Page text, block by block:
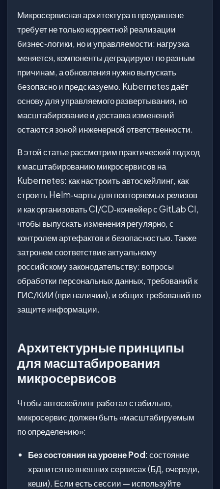
Микросервисная архитектура в продакшене
требует не только корректной реализации
бизнес‑логики, но и управляемости: нагрузка
меняется, компоненты деградируют по разным
причинам, а обновления нужно выпускать
безопасно и предсказуемо. Kubernetes даёт
основу для управляемого развертывания, но
масштабирование и доставка изменений
остаются зоной инженерной ответственности.
В этой статье рассмотрим практический подход
к масштабированию микросервисов на
Kubernetes: как настроить автоскейлинг, как
строить Helm‑чарты для повторяемых релизов
и как организовать CI/CD‑конвейер с GitLab CI,
чтобы выпускать изменения регулярно, с
контролем артефактов и безопасностью. Также
затронем соответствие актуальному
российскому законодательству: вопросы
обработки персональных данных, требований к
ГИС/КИИ (при наличии), и общих требований по
защите информации.
Архитектурные принципы
для масштабирования
микросервисов
Чтобы автоскейлинг работал стабильно,
микросервис должен быть «масштабируемым
по определению»:
Без состояния на уровне Pod: состояние
хранится во внешних сервисах (БД, очереди,
кеши). Если есть сессии — используйте